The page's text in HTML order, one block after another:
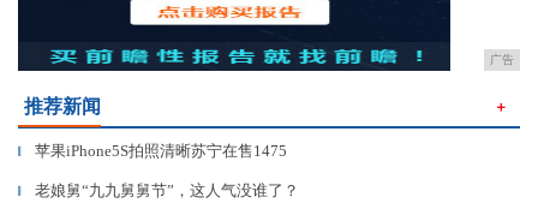
广告
推荐新闻 ＋
▎ 苹果iPhone5S拍照清晰苏宁在售1475
▎ 老娘舅“九九舅舅节”，这人气没谁了？